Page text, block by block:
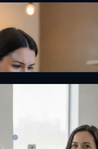
งินดิจิทัล 2.0’ จัดสรรงบอ
ล…
23 มิถุนายน 2026
ง! เทรนด์ลงทุนยุคใหม่ ไม่
มด…
23 มิถุนายน 2026